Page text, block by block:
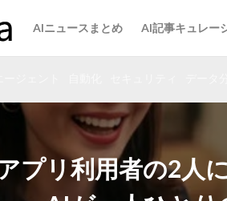
AIニュースまとめ AI記事キュレー
プリ利用者の2人